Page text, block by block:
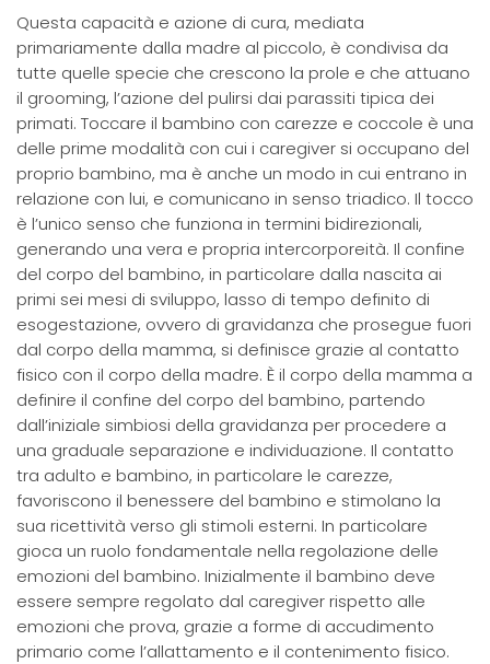
Questa capacità e azione di cura, mediata
primariamente dalla madre al piccolo, è condivisa da
tutte quelle specie che crescono la prole e che attuano
il grooming, l’azione del pulirsi dai parassiti tipica dei
primati. Toccare il bambino con carezze e coccole è una
delle prime modalità con cui i caregiver si occupano del
proprio bambino, ma è anche un modo in cui entrano in
relazione con lui, e comunicano in senso triadico. Il tocco
è l’unico senso che funziona in termini bidirezionali,
generando una vera e propria intercorporeità. Il confine
del corpo del bambino, in particolare dalla nascita ai
primi sei mesi di sviluppo, lasso di tempo definito di
esogestazione, ovvero di gravidanza che prosegue fuori
dal corpo della mamma, si definisce grazie al contatto
fisico con il corpo della madre. È il corpo della mamma a
definire il confine del corpo del bambino, partendo
dall’iniziale simbiosi della gravidanza per procedere a
una graduale separazione e individuazione. Il contatto
tra adulto e bambino, in particolare le carezze,
favoriscono il benessere del bambino e stimolano la
sua ricettività verso gli stimoli esterni. In particolare
gioca un ruolo fondamentale nella regolazione delle
emozioni del bambino. Inizialmente il bambino deve
essere sempre regolato dal caregiver rispetto alle
emozioni che prova, grazie a forme di accudimento
primario come l’allattamento e il contenimento fisico.